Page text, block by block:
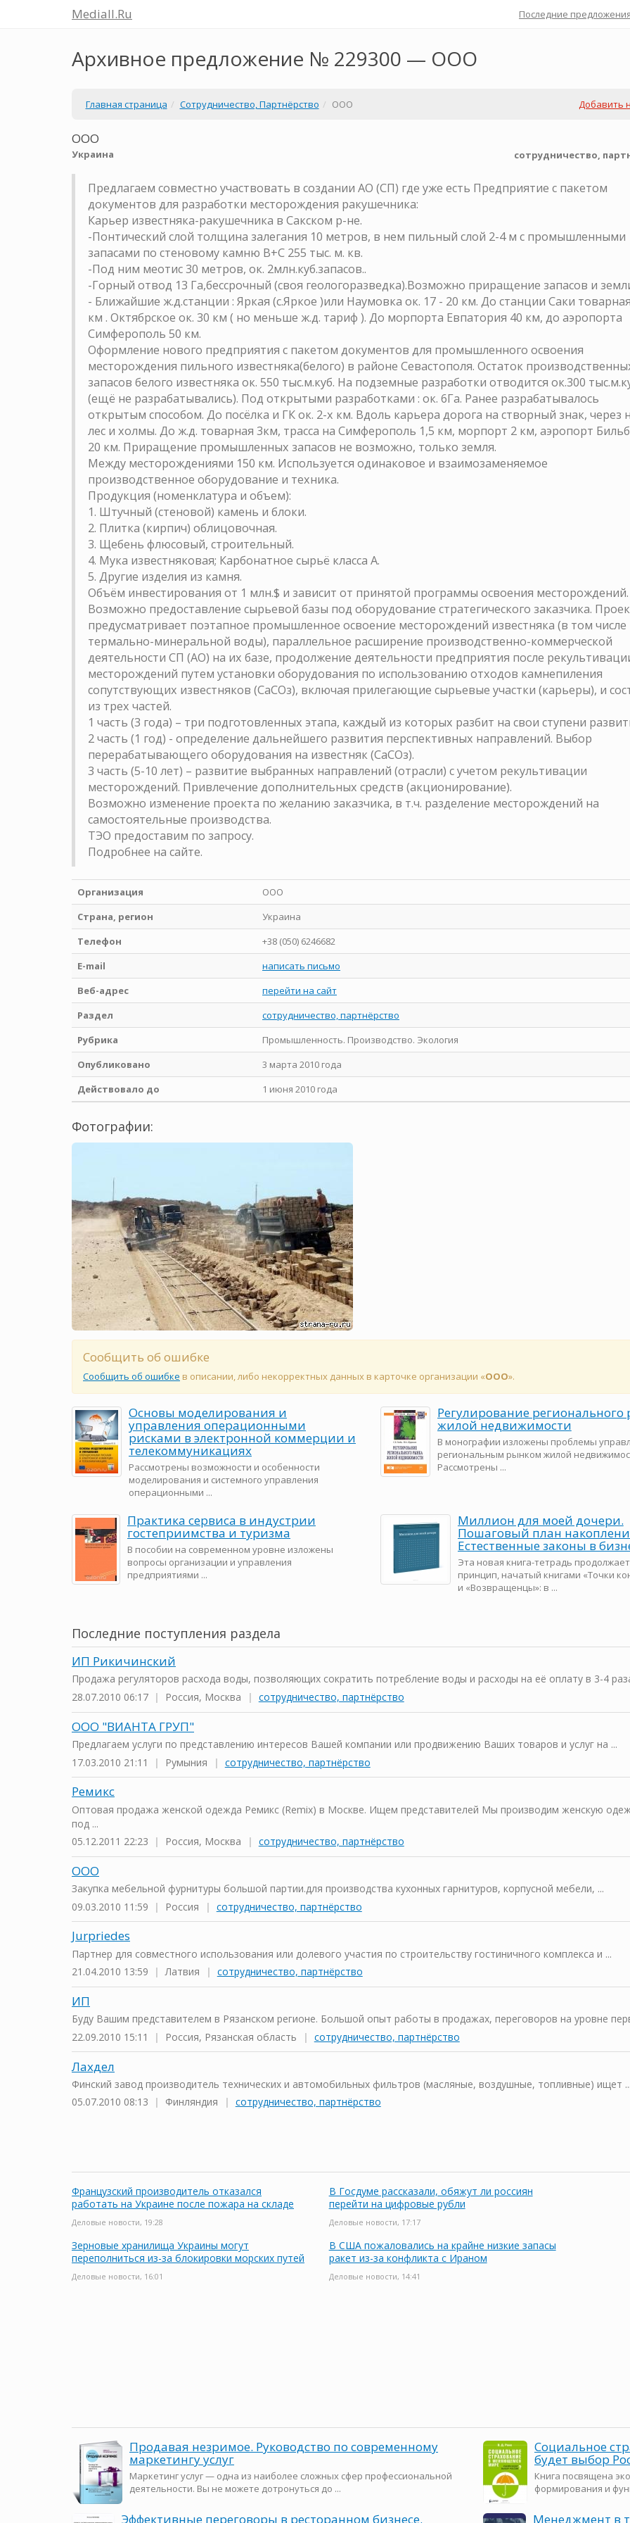
Mediall.Ru Последние предложения
Архивное предложение № 229300 — ООО
Добавить
Главная страница Сотрудничество, Партнёрство ООО
ООО
сотрудничество,
Украина
Предлагаем совместно участвовать в создании АО (СП) где уже есть Предприятие с пакетом
документов для разработки месторождения ракушечника:
Карьер известняка-ракушечника в Сакском р-не.
-Понтический слой толщина залегания 10 метров, в нем пильный слой 2-4 м с промышленными
запасами по стеновому камню В+С 255 тыс. м. кв.
-Под ним меотис 30 метров, ок. 2млн.куб.запасов..
-Горный отвод 13 Га,бессрочный (своя геологоразведка).Возможно приращение запасов и
- Ближайшие ж.д.станции : Яркая (с.Яркое )или Наумовка ок. 17 - 20 км. До станции Саки
км . Октябрское ок. 30 км ( но меньше ж.д. тариф ). До морпорта Евпатория 40 км, до аэропорта
Симферополь 50 км.
Оформление нового предприятия с пакетом документов для промышленного освоения
месторождения пильного известняка(белого) в районе Севастополя. Остаток
запасов белого известняка ок. 550 тыс.м.куб. На подземные разработки отводится ок.300
(ещё не разрабатывались). Под открытыми разработками : ок. 6Га. Ранее разрабатывалось
открытым способом. До посёлка и ГК ок. 2-х км. Вдоль карьера дорога на створный знак, через
лес и холмы. До ж.д. товарная 3км, трасса на Симферополь 1,5 км, морпорт 2 км, аэропорт
20 км. Приращение промышленных запасов не возможно, только земля.
Между месторождениями 150 км. Используется одинаковое и взаимозаменяемое
производственное оборудование и техника.
Продукция (номенклатура и объем):
1. Штучный (стеновой) камень и блоки.
2. Плитка (кирпич) облицовочная.
3. Щебень флюсовый, строительный.
4. Мука известняковая; Карбонатное сырьё класса А.
5. Другие изделия из камня.
Объём инвестирования от 1 млн.$ и зависит от принятой программы освоения месторождений.
Возможно предоставление сырьевой базы под оборудование стратегического заказчика.
предусматривает поэтапное промышленное освоение месторождений известняка (в том числе
термально-минеральной воды), параллельное расширение производственно-коммерческой
деятельности СП (АО) на их базе, продолжение деятельности предприятия после
месторождений путем установки оборудования по использованию отходов камнепиления
сопутствующих известняков (СаСОз), включая прилегающие сырьевые участки (карьеры), и
из трех частей.
1 часть (3 года) – три подготовленных этапа, каждый из которых разбит на свои ступени
2 часть (1 год) - определение дальнейшего развития перспективных направлений. Выбор
перерабатывающего оборудования на известняк (СаСОз).
3 часть (5-10 лет) – развитие выбранных направлений (отрасли) с учетом рекультивации
месторождений. Привлечение дополнительных средств (акционирование).
Возможно изменение проекта по желанию заказчика, в т.ч. разделение месторождений на
самостоятельные производства.
ТЭО предоставим по запросу.
Подробнее на сайте.
Организация
ООО
Страна, регион
Украина
Телефон
+38 (050) 6246682
E-mail
написать письмо
Веб-адрес
перейти на сайт
Раздел
сотрудничество, партнёрство
Рубрика
Промышленность. Производство. Экология
Опубликовано
3 марта 2010 года
Действовало до
1 июня 2010 года
Фотографии:
Сообщить об ошибке
Сообщить об ошибке в описании, либо некорректных данных в карточке организации «ООО».
Основы моделирования и
управления операционными
рисками в электронной коммерции и
телекоммуникациях
Рассмотрены возможности и особенности
моделирования и системного управления
операционными ...
Регулирование регионального
жилой недвижимости
В монографии изложены проблемы
региональным рынком жилой
Рассмотрены ...
Практика сервиса в индустрии
гостеприимства и туризма
В пособии на современном уровне изложены
вопросы организации и управления
предприятиями ...
Миллион для моей дочери.
Пошаговый план
Естественные законы в
Эта новая книга-тетрадь продолжает
принцип, начатый книгами «Точки
и «Возвращенцы»: в ...
Последние поступления раздела
ИП Рикичинский
Продажа регуляторов расхода воды, позволяющих сократить потребление воды и расходы на её оплату в 3-4
28.07.2010 06:17 | Россия, Москва | сотрудничество, партнёрство
ООО "ВИАНТА ГРУП"
Предлагаем услуги по представлению интересов Вашей компании или продвижению Ваших товаров и услуг на ...
17.03.2010 21:11
| Румыния | сотрудничество, партнёрство
Ремикс
Оптовая продажа женской одежда Ремикс (Remix) в Москве. Ищем представителей Мы производим женскую
под ...
05.12.2011 22:23
| Россия, Москва | сотрудничество, партнёрство
ООО
Закупка мебельной фурнитуры большой партии.для производства кухонных гарнитуров, корпусной мебели, ...
09.03.2010 11:59
| Россия | сотрудничество, партнёрство
Jurpriedes
Партнер для совместного использования или долевого участия по строительству гостиничного комплекса и ...
21.04.2010 13:59
| Латвия | сотрудничество, партнёрство
ИП
Буду Вашим представителем в Рязанском регионе. Большой опыт работы в продажах, переговоров на уровне
22.09.2010 15:11
| Россия, Рязанская область | сотрудничество, партнёрство
Лахдел
Финский завод производитель технических и автомобильных фильтров (масляные, воздушные, топливные) ищет ...
05.07.2010 08:13
| Финляндия | сотрудничество, партнёрство
Французский производитель отказался
работать на Украине после пожара на складе
Деловые новости, 19:28
В Госдуме рассказали, обяжут ли россиян
перейти на цифровые рубли
Деловые новости, 17:17
Зерновые хранилища Украины могут
переполниться из-за блокировки морских путей
Деловые новости, 16:01
В США пожаловались на крайне низкие запасы
ракет из-за конфликта с Ираном
Деловые новости, 14:41
Продавая незримое. Руководство по современному
маркетингу услуг
Маркетинг услуг — одна из наиболее сложных сфер профессиональной
деятельности. Вы не можете дотронуться до ...
Социальное
будет выбор
Книга посвящена
формирования и
Эффективные переговоры в ресторанном бизнесе. Менеджмент в